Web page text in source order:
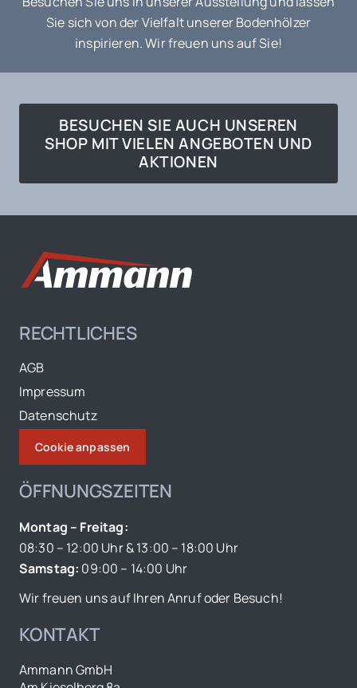
Sie sich von der Vielfalt unserer Bodenhölzer
inspirieren. Wir freuen uns auf Sie!
BESUCHEN SIE AUCH UNSEREN
SHOP MIT VIELEN ANGEBOTEN UND
AKTIONEN
RECHTLICHES
AGB
Impressum
Datenschutz
Cookie anpassen
ÖFFNUNGSZEITEN
Montag – Freitag:
08:30 – 12:00 Uhr & 13:00 – 18:00 Uhr
Samstag: 09:00 – 14:00 Uhr
Wir freuen uns auf Ihren Anruf oder Besuch!
KONTAKT
Ammann GmbH